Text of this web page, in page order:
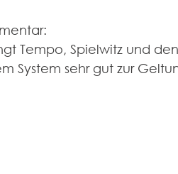
Tempo, Spielwitz und
System sehr gut zur